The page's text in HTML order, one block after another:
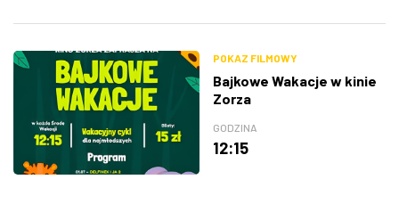
POKAZ FILMOWY
Bajkowe Wakacje w kinie
Zorza
GODZINA
12:15